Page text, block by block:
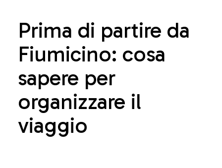
Prima di partire da
Fiumicino: cosa
sapere per
organizzare il
viaggio